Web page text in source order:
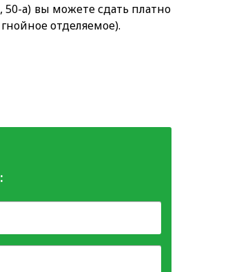
а) вы можете сдать платно
гнойноеотделяемое).